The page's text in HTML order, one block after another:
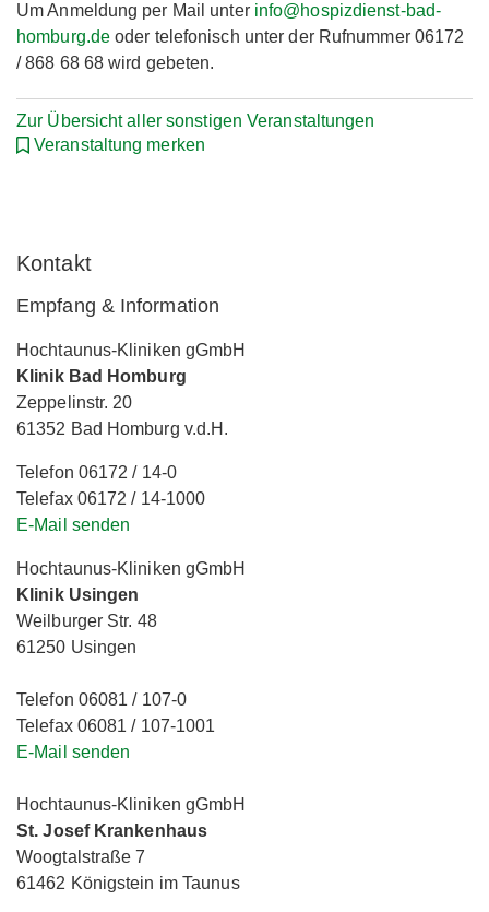
Um Anmeldung per Mail unter info@hospizdienst-bad-
homburg.de oder telefonisch unter der Rufnummer 06172
/ 868 68 68 wird gebeten.
Zur Übersicht aller sonstigen Veranstaltungen
Veranstaltung merken
Kontakt
Empfang & Information
Hochtaunus-Kliniken gGmbH
Klinik Bad Homburg
Zeppelinstr. 20
61352 Bad Homburg v.d.H.
Telefon 06172 / 14-0
Telefax 06172 / 14-1000
E-Mail senden
Hochtaunus-Kliniken gGmbH
Klinik Usingen
Weilburger Str. 48
61250 Usingen
Telefon 06081 / 107-0
Telefax 06081 / 107-1001
E-Mail senden
Hochtaunus-Kliniken gGmbH
St. Josef Krankenhaus
Woogtalstraße 7
61462 Königstein im Taunus